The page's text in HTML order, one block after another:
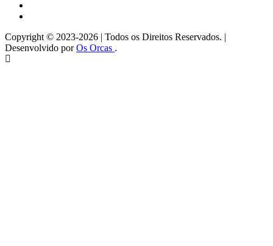
Copyright © 2023-2026 | Todos os Direitos Reservados. |
Desenvolvido porOs Orcas .